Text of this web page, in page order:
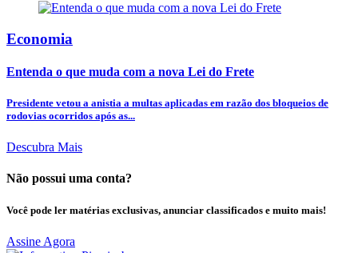
Economia
Entenda o que muda com a nova Lei do Frete
Presidente vetou a anistia a multas aplicadas em razão dos bloqueios de
rodovias ocorridos após as...
Descubra Mais
Não possui uma conta?
Você pode ler matérias exclusivas, anunciar classificados e muito mais!
Assine Agora